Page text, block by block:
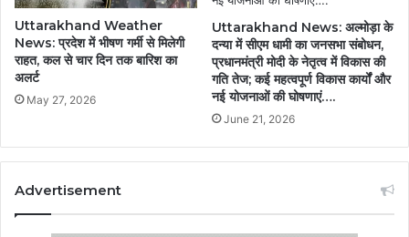
Uttarakhand Weather
News: प्रदेश में भीषण गर्मी से मिलेगी
राहत, कल से चार दिन तक बारिश का
अलर्ट
May 27, 2026
Uttarakhand News: अल्मोड़ा के
दन्या में सीएम धामी का जनसभा संबोधन,
प्रधानमंत्री मोदी के नेतृत्व में विकास की
गति तेज; कई महत्वपूर्ण विकास कार्यों और
नई योजनाओं की घोषणाएं….
June 21, 2026
Advertisement